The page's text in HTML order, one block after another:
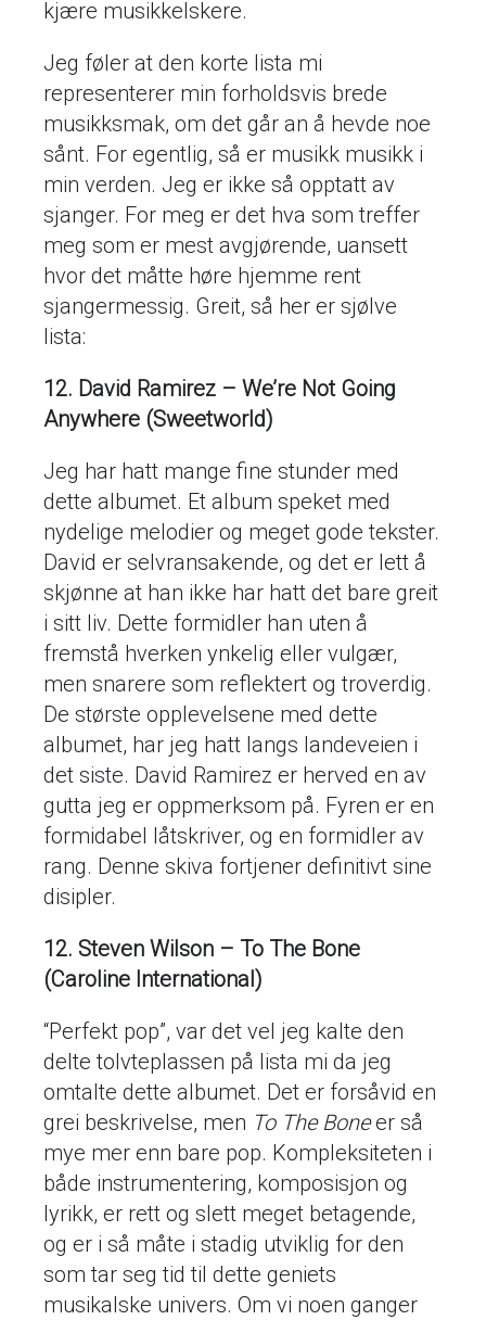
kjære musikkelskere.
Jeg føler at den korte lista mi
representerer min forholdsvis brede
musikksmak, om det går an å hevde noe
sånt. For egentlig, så er musikk musikk i
min verden. Jeg er ikke så opptatt av
sjanger. For meg er det hva som treffer
meg som er mest avgjørende, uansett
hvor det måtte høre hjemme rent
sjangermessig. Greit, så her er sjølve
lista:
12. David Ramirez – We’re Not Going
Anywhere (Sweetworld)
Jeg har hatt mange fine stunder med
dette albumet. Et album speket med
nydelige melodier og meget gode tekster.
David er selvransakende, og det er lett å
skjønne at han ikke har hatt det bare greit
i sitt liv. Dette formidler han uten å
fremstå hverken ynkelig eller vulgær,
men snarere som reflektert og troverdig.
De største opplevelsene med dette
albumet, har jeg hatt langs landeveien i
det siste. David Ramirez er herved en av
gutta jeg er oppmerksom på. Fyren er en
formidabel låtskriver, og en formidler av
rang. Denne skiva fortjener definitivt sine
disipler.
12. Steven Wilson – To The Bone
(Caroline International)
“Perfekt pop”, var det vel jeg kalte den
delte tolvteplassen på lista mi da jeg
omtalte dette albumet. Det er forsåvid en
grei beskrivelse, men To The Boneer så
mye mer enn bare pop. Kompleksiteten i
både instrumentering, komposisjon og
lyrikk, er rett og slett meget betagende,
og er i så måte i stadig utviklig for den
som tar seg tid til dette geniets
musikalske univers. Om vi noen ganger